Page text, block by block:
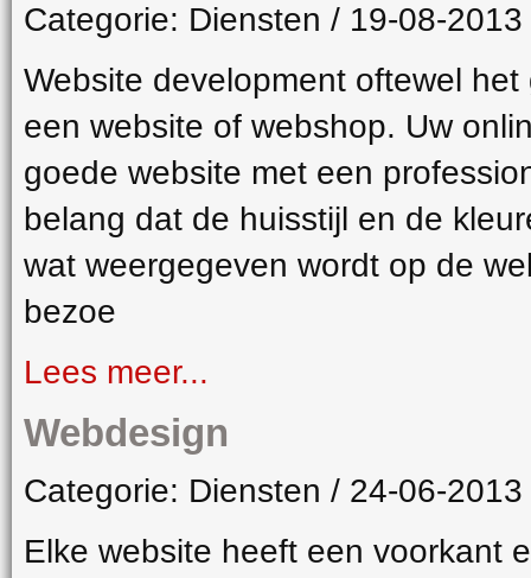
Categorie: Diensten / 19-08-
Website development oftewel
een website of webshop. Uw
goede website met een
belang dat de huisstijl en de
wat weergegeven wordt op de
bezoe
Lees meer...
Webdesign
Categorie: Diensten / 24-06-
Elke website heeft een voorkant